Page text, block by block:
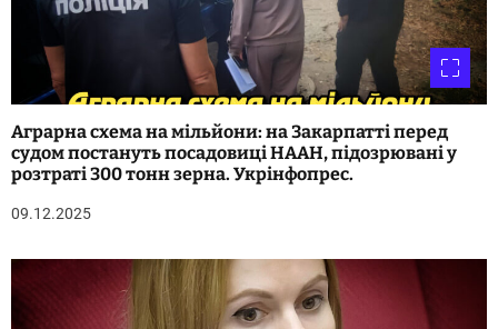
Аграрна схема на мільйони: на Закарпатті перед
судом постануть посадовиці НААН, підозрювані у
розтраті 300 тонн зерна. Укрінфопрес.
09.12.2025